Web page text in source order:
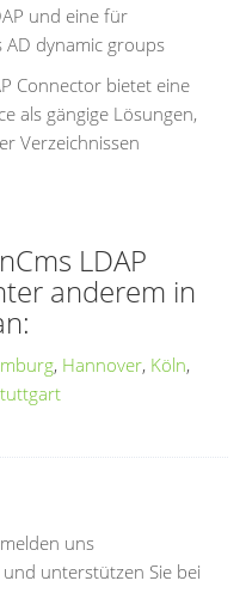
und eine für
dynamic groups
Connector bietet eine
als gängige Lösungen,
Verzeichnissen
LDAP
anderem in
, Hannover, Köln,
uns
unterstützen Sie bei